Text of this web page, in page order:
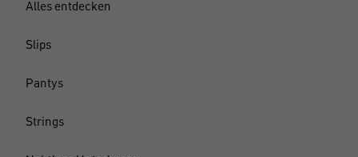
Alles entdecken
Slips
Pantys
Strings